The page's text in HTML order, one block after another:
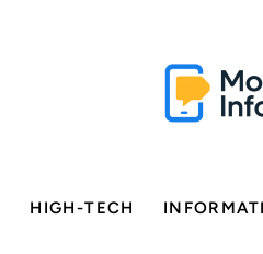
HIGH-TECH